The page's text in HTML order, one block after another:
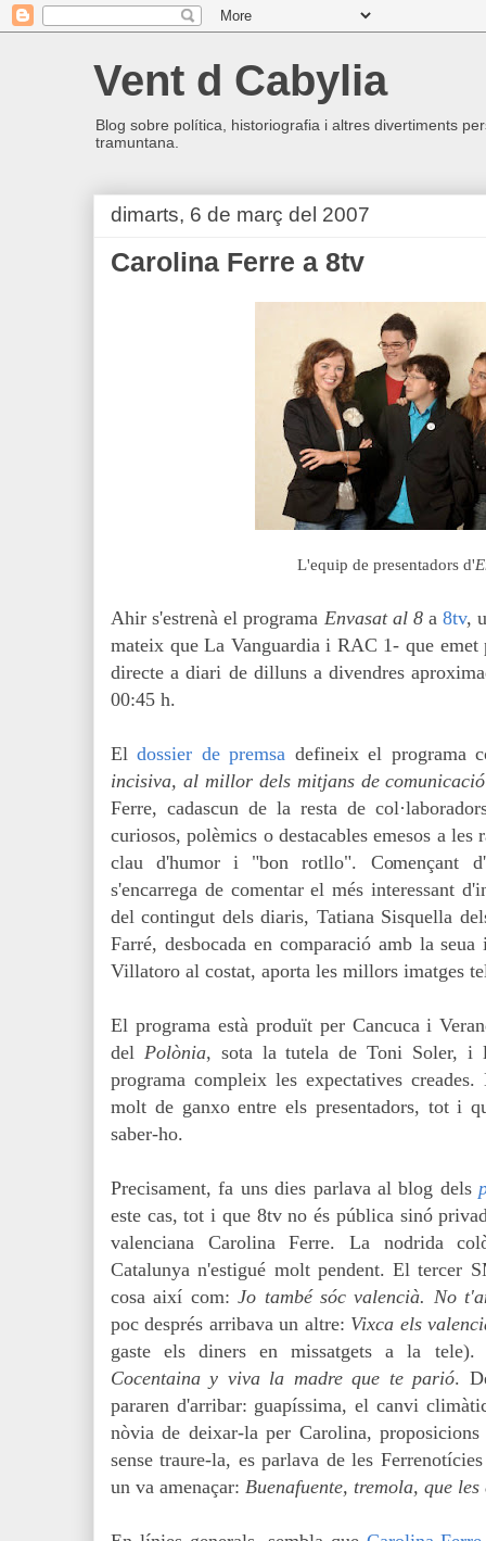
Vent d Cabylia
Blog sobre política, historiografia i altres divertiments
tramuntana.
dimarts, 6 de març del 2007
Carolina Ferre a 8tv
L'equip de presentadors d'
Ahir s'estrenà el programa Envasat al 8a8tv,
mateix que La Vanguardia i RAC 1- que emet
directe a diari de dilluns a divendres
00:45 h.
Eldossier de premsa defineix el programa
incisiva, al millor dels mitjans de comunicació
Ferre, cadascun de la resta de
curiosos, polèmics o destacables emesos a
clau d'humor i "bon rotllo". Començant
s'encarrega de comentar el més interessant
del contingut dels diaris, Tatiana Sisquella
Farré, desbocada en comparació amb la
Villatoro al costat, aporta les millors imatges
El programa està produït per Cancuca i
del Polònia, sota la tutela de Toni Soler, i
programa compleix les expectatives
molt de ganxo entre els presentadors, tot i
saber-ho.
Precisament, fa uns dies parlava al blog dels
este cas, tot i que 8tv no és pública sinó
valenciana Carolina Ferre. La nodrida
Catalunya n'estigué molt pendent. El tercer
cosa així com:Jo també sóc valencià. No
poc després arribava un altre: Vixca els
gaste els diners en missatgets a la
Cocentaina y viva la madre que te parió.
pararen d'arribar: guapíssima, el canvi
nòvia de deixar-la per Carolina,
sense traure-la, es parlava de les
un va amenaçar: Buenafuente, tremola, que les